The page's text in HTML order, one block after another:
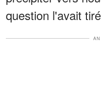
question l'avait